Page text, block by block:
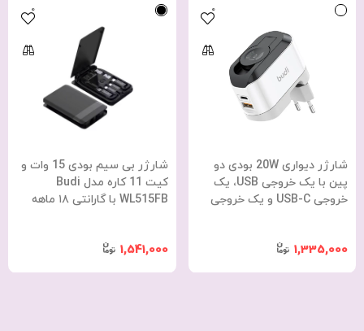
شارژر دیواری 20W بودی دو
پین با یک خروجی USB، یک
خروجی USB-C و یک خروجی
(6 ماه تعویض)1,335,000
0
شارژر بی سیم بودی 15 وات و
کیت 11 کاره مدل Budi
WL515FB با گارانتی ۱۸ ماهه
1,541,000
0